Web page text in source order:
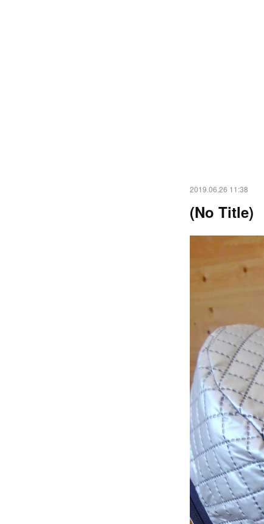
2019.06.26 11:38
(No Title)